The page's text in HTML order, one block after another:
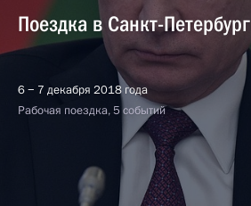
Поездка в Санкт-Петербург
6 − 7 декабря 2018 года
Рабочая поездка, 5 событий